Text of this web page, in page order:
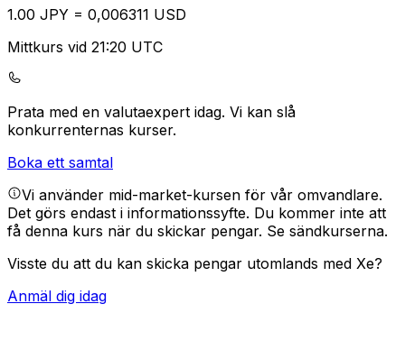
1.00 JPY = 0,006311 USD
Mittkurs vid 21:20 UTC
Prata med en valutaexpert idag. Vi kan slå
konkurrenternas kurser.
Boka ett samtal
Vi använder mid-market-kursen för vår omvandlare.
Det görs endast i informationssyfte. Du kommer inte att
få denna kurs när du skickar pengar. Se sändkurserna.
Visste du att du kan skicka pengar utomlands med Xe?
Anmäl dig idag